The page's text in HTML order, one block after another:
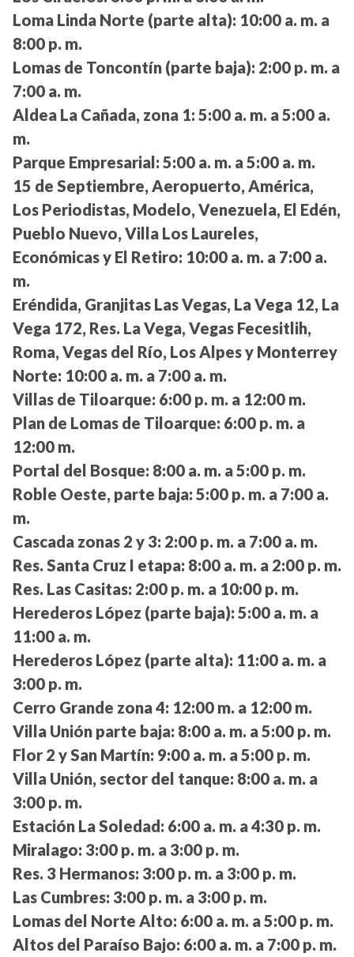
Loma Linda Norte (parte alta): 10:00 a. m. a
8:00 p. m.
Lomas de Toncontín (parte baja): 2:00 p. m. a
7:00 a. m.
Aldea La Cañada, zona 1: 5:00 a. m. a 5:00 a.
m.
Parque Empresarial: 5:00 a. m. a 5:00 a. m.
15 de Septiembre, Aeropuerto, América,
Los Periodistas, Modelo, Venezuela, El Edén,
Pueblo Nuevo, Villa Los Laureles,
Económicas y El Retiro: 10:00 a. m. a 7:00 a.
m.
Eréndida, Granjitas Las Vegas, La Vega 12, La
Vega 172, Res. La Vega, Vegas Fecesitlih,
Roma, Vegas del Río, Los Alpes y Monterrey
Norte: 10:00 a. m. a 7:00 a. m.
Villas de Tiloarque: 6:00 p. m. a 12:00 m.
Plan de Lomas de Tiloarque: 6:00 p. m. a
12:00 m.
Portal del Bosque: 8:00 a. m. a 5:00 p. m.
Roble Oeste, parte baja: 5:00 p. m. a 7:00 a.
m.
Cascada zonas 2 y 3: 2:00 p. m. a 7:00 a. m.
Res. Santa Cruz I etapa: 8:00 a. m. a 2:00 p. m.
Res. Las Casitas: 2:00 p. m. a 10:00 p. m.
Herederos López (parte baja): 5:00 a. m. a
11:00 a. m.
Herederos López (parte alta): 11:00 a. m. a
3:00 p. m.
Cerro Grande zona 4: 12:00 m. a 12:00 m.
Villa Unión parte baja: 8:00 a. m. a 5:00 p. m.
Flor 2 y San Martín: 9:00 a. m. a 5:00 p. m.
Villa Unión, sector del tanque: 8:00 a. m. a
3:00 p. m.
Estación La Soledad: 6:00 a. m. a 4:30 p. m.
Miralago: 3:00 p. m. a 3:00 p. m.
Res. 3 Hermanos: 3:00 p. m. a 3:00 p. m.
Las Cumbres: 3:00 p. m. a 3:00 p. m.
Lomas del Norte Alto: 6:00 a. m. a 5:00 p. m.
Altos del Paraíso Bajo: 6:00 a. m. a 7:00 p. m.